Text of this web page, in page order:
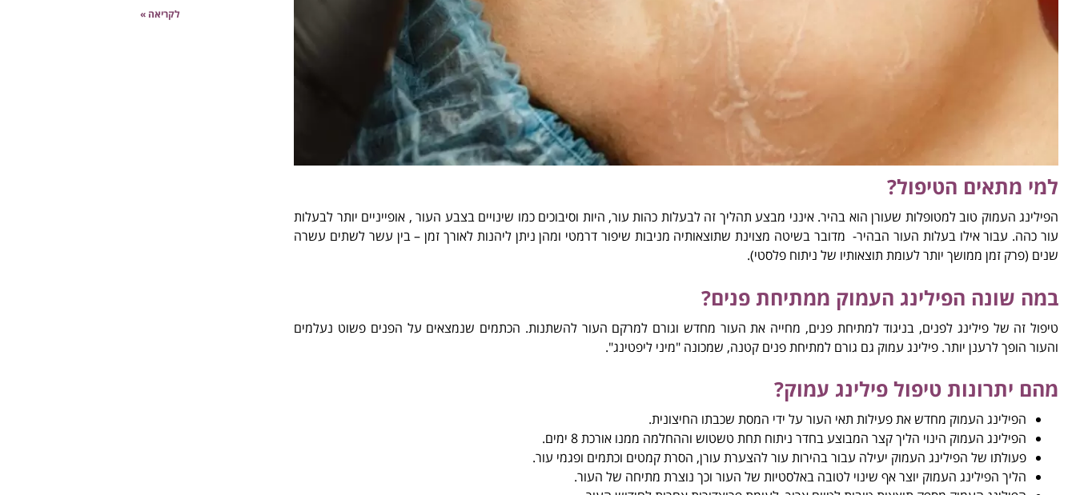
למי מתאים הטיפול?
הפילינג העמוק טוב למטופלות שעורן הוא בהיר. אינני מבצע תהליך זה לבעלות כהות עור, היות וסיבוכים כמו שינויים בצבע העור , אופייניים יותר לבעלות
עור כהה. עבור אילו בעלות העור הבהיר- מדובר בשיטה מצוינת שתוצאותיה מניבות שיפור דרמטי ומהן ניתן ליהנות לאורך זמן – בין עשר לשתים עשרה
שנים (פרק זמן ממושך יותר לעומת תוצאותיו של ניתוח פלסטי).
במה שונה הפילינג העמוק ממתיחת פנים?
טיפול זה של פילינג לפנים, בניגוד למתיחת פנים, מחייה את העור מחדש וגורם למרקם העור להשתנות. הכתמים שנמצאים על הפנים פשוט נעלמים
והעור הופך לרענן יותר. פילינג עמוק גם גורם למתיחת פנים קטנה, שמכונה "מיני ליפטינג".
מהם יתרונות טיפול פילינג עמוק?
הפילינג העמוק מחדש את פעילות תאי העור על ידי המסת שכבתו החיצונית.
הפילינג העמוק הינוי הליך קצר המבוצע בחדר ניתוח תחת טשטוש וההחלמה ממנו אורכת 8 ימים.
פעולתו של הפילינג העמוק יעילה עבור בהירות עור להצערת עורן, הסרת קמטים וכתמים ופגמי עור.
הליך הפילינג העמוק יוצר אף שינוי לטובה באלסטיות של העור וכך נוצרת מתיחה של העור.
לקריאה »